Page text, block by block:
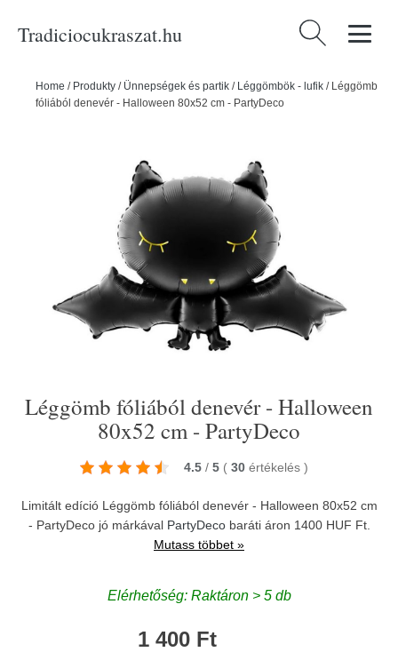
Tradiciocukraszat.hu Keresés:
Home / Produkty / Ünnepségek és partik / Léggömbök - lufik / Léggömb
fóliából denevér - Halloween 80x52 cm - PartyDeco
Léggömb fóliából denevér - Halloween
80x52 cm - PartyDeco
4.5 / 5 ( 30 értékelés )
Limitált edíció Léggömb fóliából denevér - Halloween 80x52 cm
- PartyDeco jó márkával PartyDecobaráti áron 1400 HUF Ft.
Mutass többet »
Elérhetőség: Raktáron > 5 db
1 400 Ft